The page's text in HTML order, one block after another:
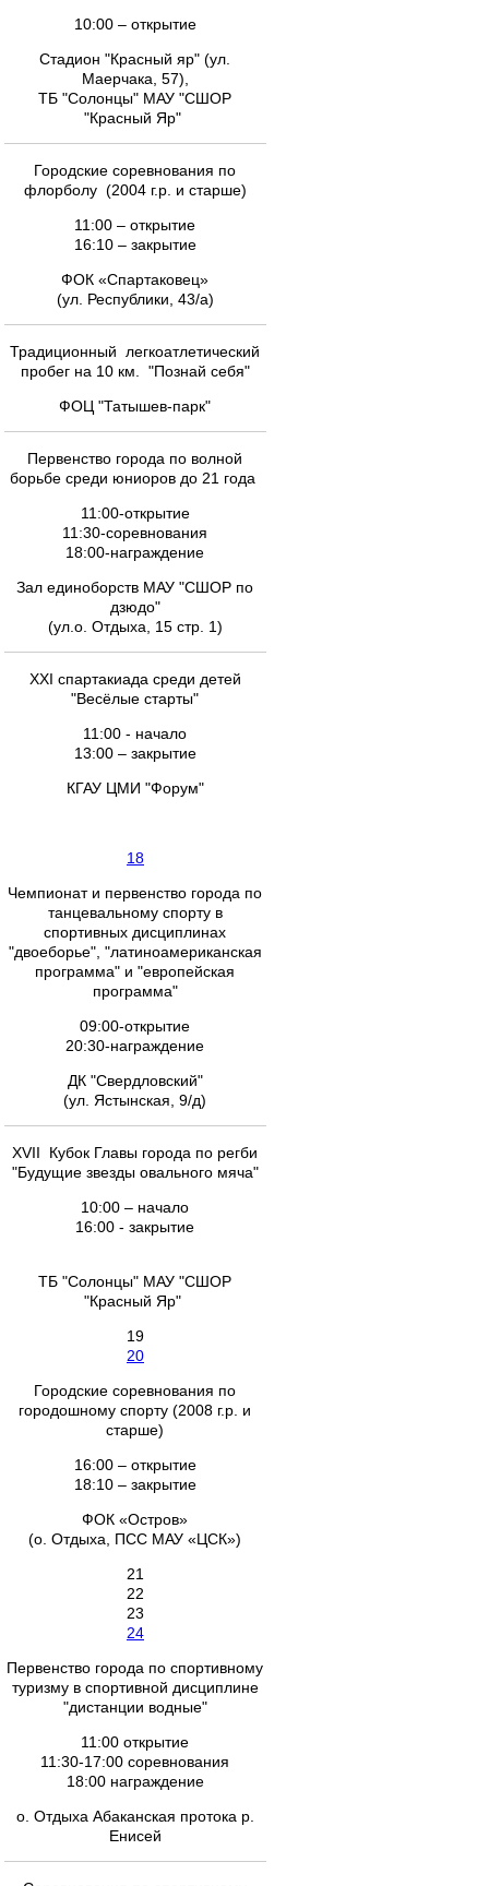
10:00 – открытие
Стадион "Красный яр" (ул.
Маерчака, 57),
ТБ "Солонцы" МАУ "СШОР
"Красный Яр"
Городские соревнования по
флорболу (2004 г.р. и старше)
11:00 – открытие
16:10 – закрытие
ФОК «Спартаковец»
(ул. Республики, 43/а)
Традиционный легкоатлетический
пробег на 10 км. "Познай себя"
ФОЦ "Татышев-парк"
Первенство города по волной
борьбе среди юниоров до 21 года
11:00-открытие
11:30-соревнования
18:00-награждение
Зал единоборств МАУ "СШОР по
дзюдо"
(ул.о. Отдыха, 15 стр. 1)
XXI спартакиада среди детей
"Весёлые старты"
11:00 - начало
13:00 – закрытие
КГАУ ЦМИ "Форум"
18
Чемпионат и первенство города по
танцевальному спорту в
спортивных дисциплинах
"двоеборье", "латиноамериканская
программа" и "европейская
программа"
09:00-открытие
20:30-награждение
ДК "Свердловский"
(ул. Ястынская, 9/д)
XVII Кубок Главы города по регби
"Будущие звезды овального мяча"
10:00 – начало
16:00 - закрытие
ТБ "Солонцы" МАУ "СШОР
"Красный Яр"
19
20
Городские соревнования по
городошному спорту (2008 г.р. и
старше)
16:00 – открытие
18:10 – закрытие
ФОК «Остров»
(о. Отдыха, ПСС МАУ «ЦСК»)
21
22
23
24
Первенство города по спортивному
туризму в спортивной дисциплине
"дистанции водные"
11:00 открытие
11:30-17:00 соревнования
18:00 награждение
о. Отдыха Абаканская протока р.
Енисей